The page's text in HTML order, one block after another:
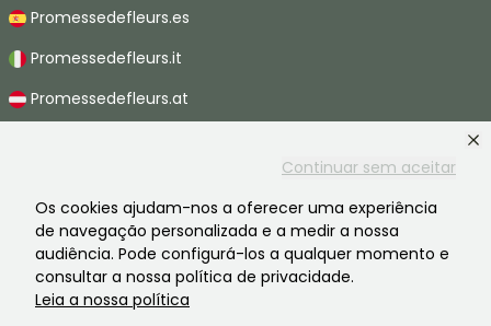
Continuar sem aceitar
Os cookies ajudam-nos a oferecer uma experiência
de navegação personalizada e a medir a nossa
audiência. Pode configurá-los a qualquer momento e
consultar a nossa política de privacidade.
Leia a nossa política
Promessedefleurs.es
Promessedefleurs.it
Promessedefleurs.at
Promessedefleurs.ch